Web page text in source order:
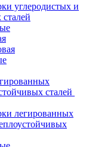
углеродистых и
сталей
легированных